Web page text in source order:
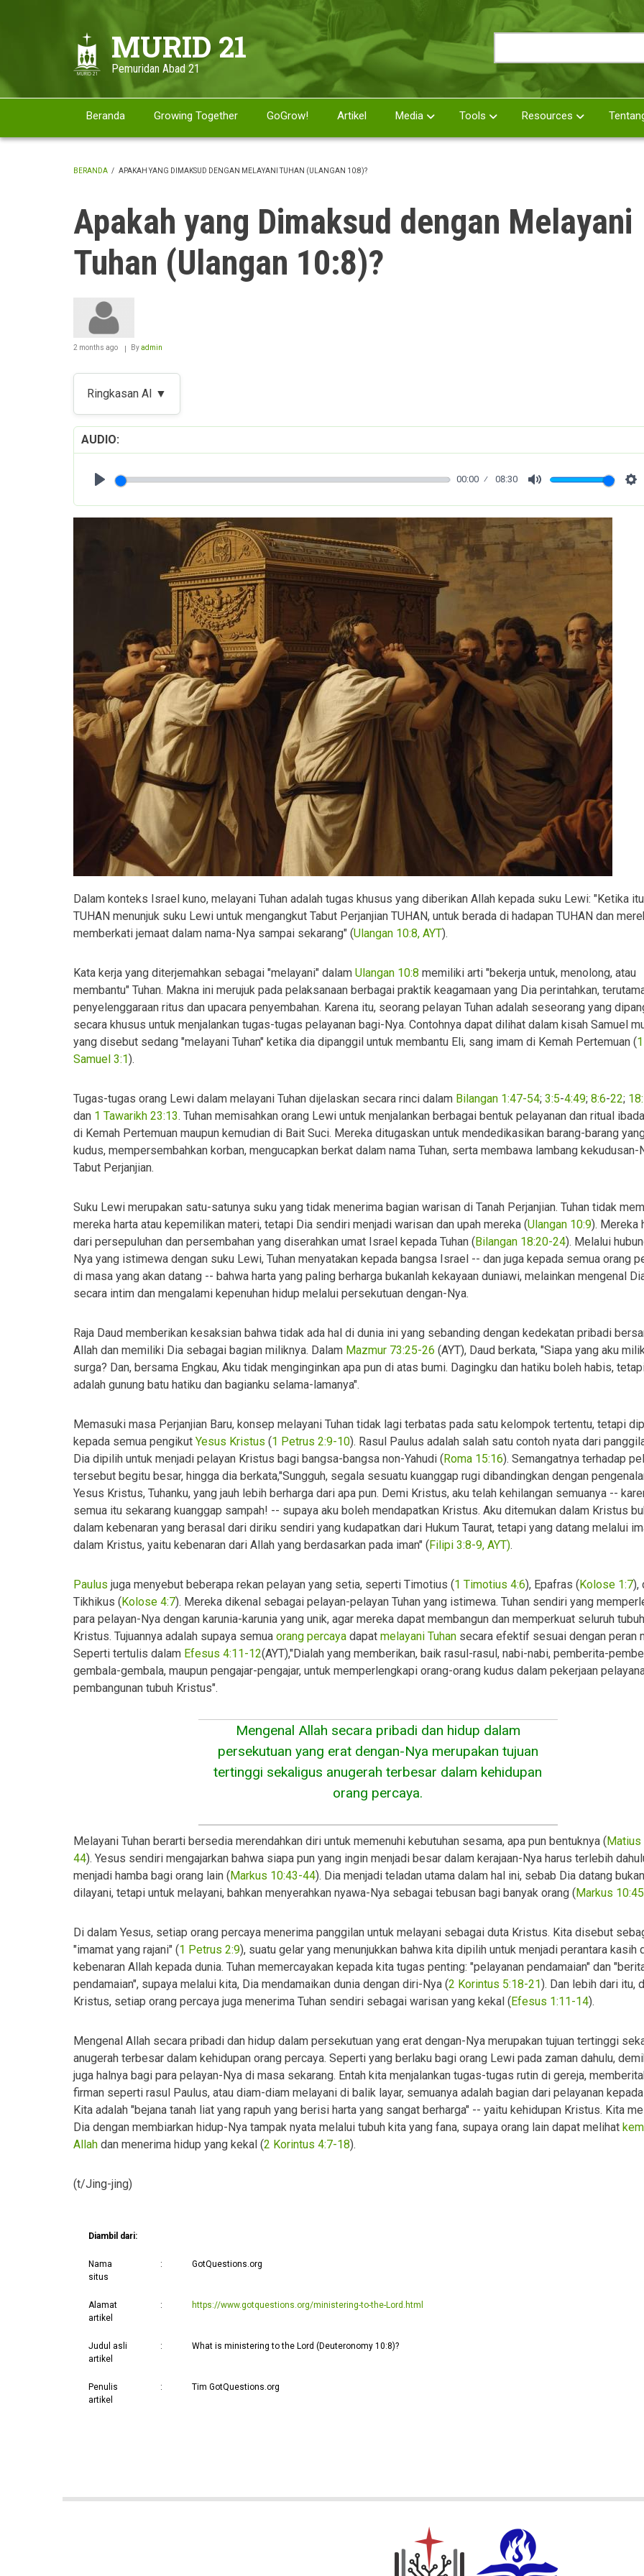
MURID 21
Pemuridan Abad 21
Beranda Growing Together GoGrow! Artikel Media Tools Resources
BERANDA / APAKAH YANG DIMAKSUD DENGAN MELAYANI TUHAN (ULANGAN 10:8)?
Apakah yang Dimaksud dengan Melayani
Tuhan (Ulangan 10:8)?
2 months ago Byadmin
Ringkasan AI ▼
AUDIO
00:00 08:30
Dalam konteks Israel kuno, melayani Tuhan adalah tugas khusus yang diberikan Allah kepada suku Lewi: "Ketika
TUHAN menunjuk suku Lewi untuk mengangkut Tabut Perjanjian TUHAN, untuk berada di hadapan TUHAN dan
memberkati jemaat dalam nama-Nya sampai sekarang" (Ulangan 10:8, AYT).
Kata kerja yang diterjemahkan sebagai "melayani" dalam Ulangan 10:8 memiliki arti "bekerja untuk, menolong, atau
membantu" Tuhan. Makna ini merujuk pada pelaksanaan berbagai praktik keagamaan yang Dia perintahkan,
penyelenggaraan ritus dan upacara penyembahan. Karena itu, seorang pelayan Tuhan adalah seseorang yang
secara khusus untuk menjalankan tugas-tugas pelayanan bagi-Nya. Contohnya dapat dilihat dalam kisah Samuel
yang disebut sedang "melayani Tuhan" ketika dia dipanggil untuk membantu Eli, sang imam di Kemah Pertemuan (1
Samuel 3:1).
Tugas-tugas orang Lewi dalam melayani Tuhan dijelaskan secara rinci dalam Bilangan 1:47-54; 3:5-4:49; 8:6-22;
dan 1 Tawarikh 23:13. Tuhan memisahkan orang Lewi untuk menjalankan berbagai bentuk pelayanan dan ritual
di Kemah Pertemuan maupun kemudian di Bait Suci. Mereka ditugaskan untuk mendedikasikan barang-barang
kudus, mempersembahkan korban, mengucapkan berkat dalam nama Tuhan, serta membawa lambang kekudusan-
Tabut Perjanjian.
Suku Lewi merupakan satu-satunya suku yang tidak menerima bagian warisan di Tanah Perjanjian. Tuhan tidak
mereka harta atau kepemilikan materi, tetapi Dia sendiri menjadi warisan dan upah mereka (Ulangan 10:9). Mereka
dari persepuluhan dan persembahan yang diserahkan umat Israel kepada Tuhan (Bilangan 18:20-24). Melalui
Nya yang istimewa dengan suku Lewi, Tuhan menyatakan kepada bangsa Israel -- dan juga kepada semua orang
di masa yang akan datang -- bahwa harta yang paling berharga bukanlah kekayaan duniawi, melainkan mengenal
secara intim dan mengalami kepenuhan hidup melalui persekutuan dengan-Nya.
Raja Daud memberikan kesaksian bahwa tidak ada hal di dunia ini yang sebanding dengan kedekatan pribadi
Allah dan memiliki Dia sebagai bagian miliknya. Dalam Mazmur 73:25-26 (AYT), Daud berkata, "Siapa yang aku
surga? Dan, bersama Engkau, Aku tidak menginginkan apa pun di atas bumi. Dagingku dan hatiku boleh habis,
adalah gunung batu hatiku dan bagianku selama-lamanya".
Memasuki masa Perjanjian Baru, konsep melayani Tuhan tidak lagi terbatas pada satu kelompok tertentu, tetapi
kepada semua pengikut Yesus Kristus (1 Petrus 2:9-10). Rasul Paulus adalah salah satu contoh nyata dari
Dia dipilih untuk menjadi pelayan Kristus bagi bangsa-bangsa non-Yahudi (Roma 15:16). Semangatnya terhadap
tersebut begitu besar, hingga dia berkata,"Sungguh, segala sesuatu kuanggap rugi dibandingkan dengan
Yesus Kristus, Tuhanku, yang jauh lebih berharga dari apa pun. Demi Kristus, aku telah kehilangan semuanya --
semua itu sekarang kuanggap sampah! -- supaya aku boleh mendapatkan Kristus. Aku ditemukan dalam Kristus
dalam kebenaran yang berasal dari diriku sendiri yang kudapatkan dari Hukum Taurat, tetapi yang datang melalui
dalam Kristus, yaitu kebenaran dari Allah yang berdasarkan pada iman" (Filipi 3:8-9, AYT).
Paulus juga menyebut beberapa rekan pelayan yang setia, seperti Timotius (1 Timotius 4:6), Epafras (Kolose 1:7),
Tikhikus (Kolose 4:7). Mereka dikenal sebagai pelayan-pelayan Tuhan yang istimewa. Tuhan sendiri yang
para pelayan-Nya dengan karunia-karunia yang unik, agar mereka dapat membangun dan memperkuat seluruh tubuh
Kristus. Tujuannya adalah supaya semua orang percaya dapat melayani Tuhan secara efektif sesuai dengan peran
Seperti tertulis dalam Efesus 4:11-12(AYT),"Dialah yang memberikan, baik rasul-rasul, nabi-nabi, pemberita-
gembala-gembala, maupun pengajar-pengajar, untuk memperlengkapi orang-orang kudus dalam pekerjaan
pembangunan tubuh Kristus".
Mengenal Allah secara pribadi dan hidup dalam
persekutuan yang erat dengan-Nya merupakan tujuan
tertinggi sekaligus anugerah terbesar dalam kehidupan
orang percaya.
Melayani Tuhan berarti bersedia merendahkan diri untuk memenuhi kebutuhan sesama, apa pun bentuknya (Matius
44). Yesus sendiri mengajarkan bahwa siapa pun yang ingin menjadi besar dalam kerajaan-Nya harus terlebih
menjadi hamba bagi orang lain (Markus 10:43-44). Dia menjadi teladan utama dalam hal ini, sebab Dia datang
dilayani, tetapi untuk melayani, bahkan menyerahkan nyawa-Nya sebagai tebusan bagi banyak orang (Markus 10:45
Di dalam Yesus, setiap orang percaya menerima panggilan untuk melayani sebagai duta Kristus. Kita disebut
"imamat yang rajani" (1 Petrus 2:9), suatu gelar yang menunjukkan bahwa kita dipilih untuk menjadi perantara kasih
kebenaran Allah kepada dunia. Tuhan memercayakan kepada kita tugas penting: "pelayanan pendamaian" dan
pendamaian", supaya melalui kita, Dia mendamaikan dunia dengan diri-Nya (2 Korintus 5:18-21). Dan lebih dari itu,
Kristus, setiap orang percaya juga menerima Tuhan sendiri sebagai warisan yang kekal (Efesus 1:11-14).
Mengenal Allah secara pribadi dan hidup dalam persekutuan yang erat dengan-Nya merupakan tujuan tertinggi
anugerah terbesar dalam kehidupan orang percaya. Seperti yang berlaku bagi orang Lewi pada zaman dahulu,
juga halnya bagi para pelayan-Nya di masa sekarang. Entah kita menjalankan tugas-tugas rutin di gereja,
firman seperti rasul Paulus, atau diam-diam melayani di balik layar, semuanya adalah bagian dari pelayanan kepada
Kita adalah "bejana tanah liat yang rapuh yang berisi harta yang sangat berharga" -- yaitu kehidupan Kristus. Kita
Dia dengan membiarkan hidup-Nya tampak nyata melalui tubuh kita yang fana, supaya orang lain dapat melihat
Allah dan menerima hidup yang kekal (2 Korintus 4:7-18).
(t/Jing-jing)
Diambil dari:
Nama
situs
: GotQuestions.org
Alamat
artikel
: https://www.gotquestions.org/ministering-to-the-Lord.html
Judul asli
artikel
: What is ministering to the Lord (Deuteronomy 10:8)?
Penulis
artikel
: Tim GotQuestions.org